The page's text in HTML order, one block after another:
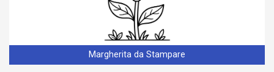
Margherita da Stampare